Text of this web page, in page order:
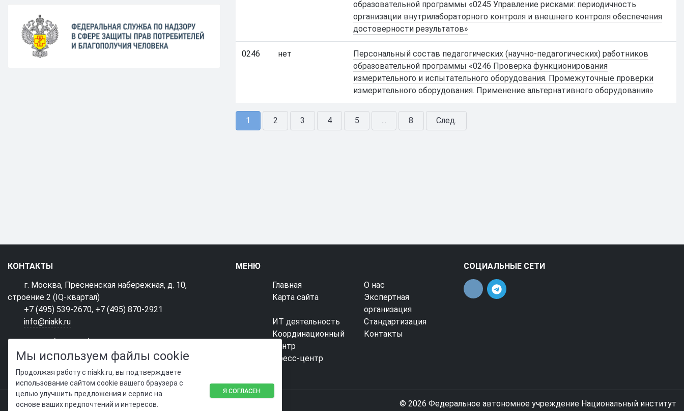
образовательной программы «0245 Управление рисками: периодичность
организации внутрилабораторного контроля и внешнего контроля обеспечения
достоверности результатов»
0246 нет
Персональный состав педагогических (научно-педагогических) работников
образовательной программы «0246 Проверка функционирования
измерительного и испытательного оборудования. Промежуточные проверки
измерительного оборудования. Применение альтернативного оборудования»
1 2 3 4 5 ... 8 След.
КОНТАКТЫ
г. Москва, Пресненская набережная, д. 10,
строение 2 (IQ-квартал)
+7 (495) 539-2670, +7 (495) 870-2921
info@niakk.ru
Нашли ошибку? Сообщите нам!
Выделите и нажмите Ctr+Enter
МЕНЮ
Главная
О нас
Карта сайта
Экспертная
организация
ИТ деятельность
Стандартизация
Координационный
центр
Контакты
Пресс-центр
СОЦИАЛЬНЫЕ СЕТИ
SIMAI-SF4: Сайт учебного центра © 2026 Федеральное автономное учреждение Национальный институт
Мы используем файлы cookie
Продолжая работу с niakk.ru, вы подтверждаете
использование сайтом cookie вашего браузера с
целью улучшить предложения и сервис на
основе ваших предпочтений и интересов.
Я СОГЛАСЕН